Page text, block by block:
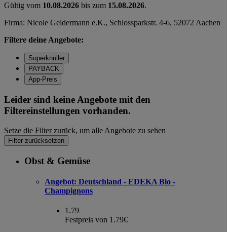
Gültig vom 10.08.2026 bis zum 15.08.2026.
Firma: Nicole Geldermann e.K., Schlossparkstr. 4-6, 52072 Aachen
Filtere deine Angebote:
Superknüller
PAYBACK
App-Preis
Leider sind keine Angebote mit den
Filtereinstellungen vorhanden.
Setze die Filter zurück, um alle Angebote zu sehen
Filter zurücksetzen
Obst & Gemüse
Angebot: Deutschland - EDEKA Bio -
Champignons
1.79
Festpreis von 1.79€